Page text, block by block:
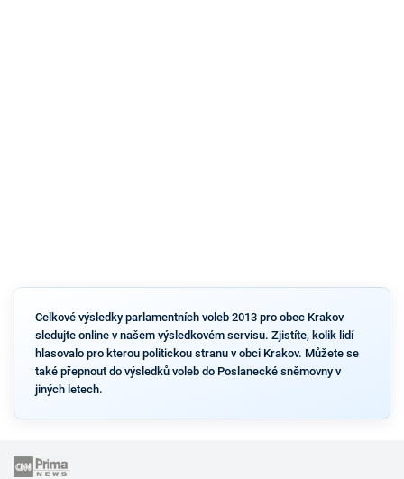
Celkové výsledky parlamentních voleb 2013 pro obec Krakov
sledujte online v našem výsledkovém servisu. Zjistíte, kolik lidí
hlasovalo pro kterou politickou stranu v obci Krakov. Můžete se
také přepnout do výsledků voleb do Poslanecké sněmovny v
jiných letech.